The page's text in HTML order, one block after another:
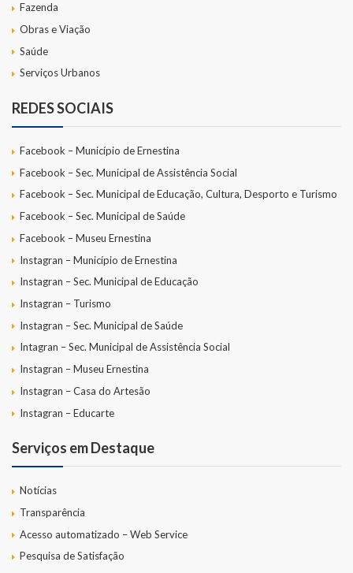
Fazenda
Obras e Viação
Saúde
Serviços Urbanos
REDES SOCIAIS
Facebook – Município de Ernestina
Facebook – Sec. Municipal de Assistência Social
Facebook – Sec. Municipal de Educação, Cultura, Desporto e Turismo
Facebook – Sec. Municipal de Saúde
Facebook – Museu Ernestina
Instagran – Município de Ernestina
Instagran – Sec. Municipal de Educação
Instagran – Turismo
Instagran – Sec. Municipal de Saúde
Intagran – Sec. Municipal de Assistência Social
Instagran – Museu Ernestina
Instagran – Casa do Artesão
Instagran – Educarte
Serviços em Destaque
Notícias
Transparência
Acesso automatizado – Web Service
Pesquisa de Satisfação